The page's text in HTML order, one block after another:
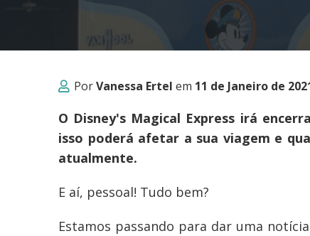
PorVanessa Ertel em 11 de Janeiro de
O Disney's Magical Express irá
isso poderá afetar a sua viagem e
atualmente.
E aí, pessoal! Tudo bem?
Estamos passando para dar uma